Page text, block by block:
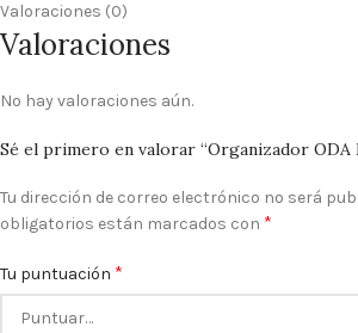
Valoraciones (0)
Valoraciones
No hay valoraciones aún.
Sé el primero en valorar “Organizador ODA
Tu dirección de correo electrónico no será
obligatorios están marcados con *
Tu puntuación *